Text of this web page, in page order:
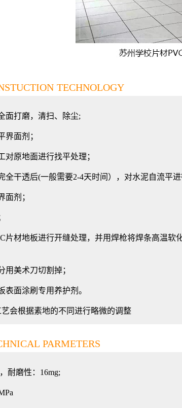
TECHNOLOGY
面打磨，清扫、除尘;
界面剂；
对原地面进行找平处理；
全干透后(一般需要2-4天时间），对水泥自流平进
面剂；
片材地板进行开缝处理，并用焊枪将焊条高温软
用美术刀切割掉；
表面涂刷专用养护剂。
会根据素地的不同进行略微的调整
PARMETERS
耐磨性：16mg;